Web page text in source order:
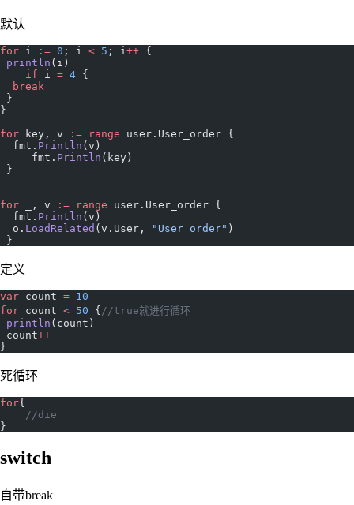
默认
for i := 0 ; i < 5 ; i ++ {
println (i)
    if
i = 4 {
  break
}
}
for key, v := range user.User_order {
  fmt.
Println (v)
     fmt.
Println (key)
}
for _, v := range user.User_order {
  fmt.
Println (v)
  o.
LoadRelated (v.User, "User_order" )
}
定义
var count = 10
for count < 50 { //true就进行循环
println (count)
count++
}
死循环
for{
    //die
}
switch
自带break